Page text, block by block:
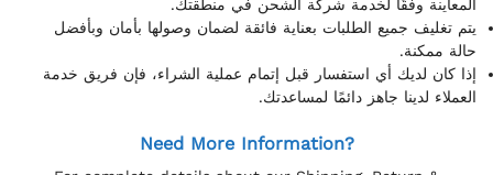
المعاينة وفقًا لخدمة شركة الشحن في منطقتك.
يتم تغليف جميع الطلبات بعناية فائقة لضمان وصولها بأمان وبأفضل
حالة ممكنة.
إذا كان لديك أي استفسار قبل إتمام عملية الشراء، فإن فريق خدمة
العملاء لدينا جاهز دائمًا لمساعدتك.
Need More Information?